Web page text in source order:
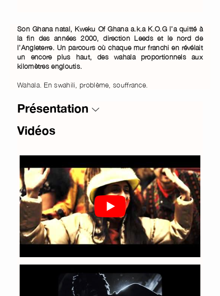
Son Ghana natal, Kweku Of Ghana a.k.a K.O.G l’a quitté à
la fin des années 2000, direction Leeds et le nord de
l’Angleterre. Un parcours où chaque mur franchi en révélait
un encore plus haut, des wahala proportionnels aux
kilomètres engloutis.
Wahala. En swahili, problème, souffrance.
Présentation
Vidéos